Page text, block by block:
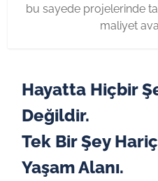
bu sayede projelerinde
maliyet
Hayatta Hiçbir
Değildir.
Tek Bir Şey
Yaşam Alanı.